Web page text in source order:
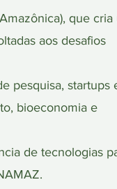
que cria
aos desafios
pesquisa, startups
bioeconomia e
de tecnologias